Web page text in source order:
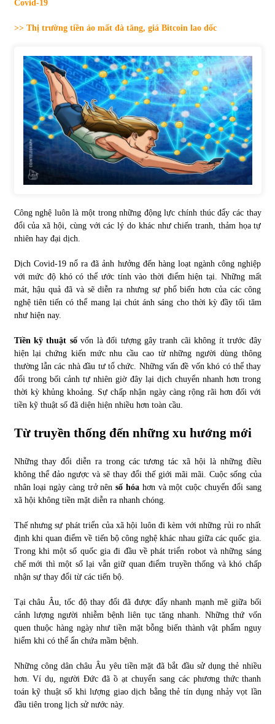
Bất ổn từ các cuộc đấu giá đất ở Thanh Hoá
31/05/2022
Tiền gửi vào ngân hàng tiếp tục tăng mạnh
31/05/2022
S&P Ratings cập nhật xếp hạng tín nhiệm của
Chứng khoán ngày 30/5/2022: Top 10 cổ phiếu nổi bật
Phân tích giá tiền điện tử sau ngày thị trường lập kỷ lục
vốn hóa
09/11/2021
Chứng khoán ngày 12/10/2021: Top 10 cổ phiếu nổi bật
13/10/2021
Top 10 xe bán chạy nhất tháng 9/2021
13/10/2021
Covid-19
>> Thị trường tiền ảo mất đà tăng, giá Bitcoin lao dốc
Công nghệ luôn là một trong những động lực chính thúc đẩy các thay
đổi của xã hội, cùng với các lý do khác như chiến tranh, thảm họa tự
nhiên hay đại dịch.
Dịch Covid-19 nổ ra đã ảnh hưởng đến hàng loạt ngành công nghiệp
với mức độ khó có thể ước tính vào thời điểm hiện tại. Những mất
mát, hậu quả đã và sẽ diễn ra nhưng sự phổ biến hơn của các công
nghệ tiên tiến có thể mang lại chút ánh sáng cho thời kỳ đầy tối tăm
như hiện nay.
Tiền kỹ thuật sốvốn là đối tượng gây tranh cãi không ít trước đây
hiện lại chứng kiến mức nhu cầu cao từ những người dùng thông
thường lẫn các nhà đầu tư tổ chức. Những vấn đề vốn khó có thể thay
đổi trong bối cảnh tự nhiên giờ đây lại dịch chuyển nhanh hơn trong
thời kỳ khủng khoảng. Sự chấp nhận ngày càng rộng rãi hơn đối với
tiền kỹ thuật số đã diện hiện nhiều hơn toàn cầu.
Từ truyền thống đến những xu hướng mới
Những thay đổi diễn ra trong các tương tác xã hội là những điều
không thể đảo ngược và sẽ thay đổi thế giới mãi mãi. Cuộc sống của
nhân loại ngày càng trở nênsố hóa hơn và một cuộc chuyển đổi sang
xã hội không tiền mặt diễn ra nhanh chóng.
Thế nhưng sự phát triển của xã hội luôn đi kèm với những rủi ro nhất
định khi quan điểm về tiến bộ công nghệ khác nhau giữa các quốc gia.
Trong khi một số quốc gia đi đầu về phát triển robot và những sáng
chế mới thì một số lại vẫn giữ quan điểm truyền thống và khó chấp
nhận sự thay đổi từ các tiến bộ.
Tại châu Âu, tốc độ thay đổi đã được đẩy nhanh mạnh mẽ giữa bối
cảnh lượng người nhiễm bệnh liên tục tăng nhanh. Những thứ vốn
quen thuộc hàng ngày như tiền mặt bỗng biến thành vật phẩm nguy
hiểm khi có thể ẩn chứa mầm bệnh.
Những công dân châu Âu yêu tiền mặt đã bắt đầu sử dụng thẻ nhiều
hơn. Ví dụ, người Đức đã ồ ạt chuyển sang các phương thức thanh
toán kỹ thuật số khi lượng giao dịch bằng thẻ tín dụng nhảy vọt lần
đầu tiên trong lịch sử nước này.